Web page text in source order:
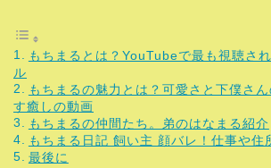
もちまるとは？YouTubeで最も視聴さ
ル
もちまるの魅力とは？可愛さと下僕さ
す癒しの動画
もちまるの仲間たち。弟のはなまる紹介
もちまる日記 飼い主 顔バレ！仕事や住
最後に